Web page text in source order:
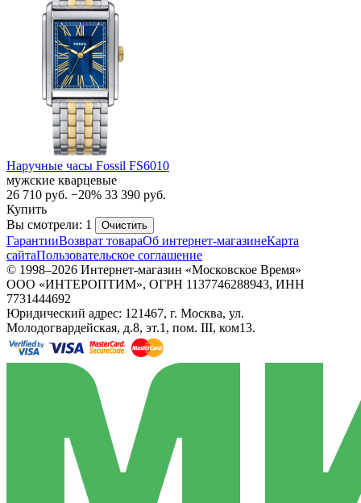
Наручные часы Fossil FS6010
мужские кварцевые
26 710 руб. −20% 33 390 руб.
Купить
Вы смотрели: 1
Очистить
ГарантииВозврат товараОб интернет-магазинеКарта
сайтаПользовательское соглашение
© 1998–2026 Интернет-магазин «Московское Время»
ООО «ИНТЕРОПТИМ», ОГРН 1137746288943, ИНН
7731444692
Юридический адрес: 121467, г. Москва, ул.
Молодогвардейская, д.8, эт.1, пом. III, ком13.